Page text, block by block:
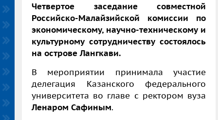
Четвертое заседание совместной
Российско-Малайзийской комиссии по
экономическому, научно-техническому и
культурному сотрудничеству состоялось
на острове Лангкави.
В мероприятии принимала участие
делегация Казанского федерального
университета во главе с ректором вуза
Ленаром Сафиным.